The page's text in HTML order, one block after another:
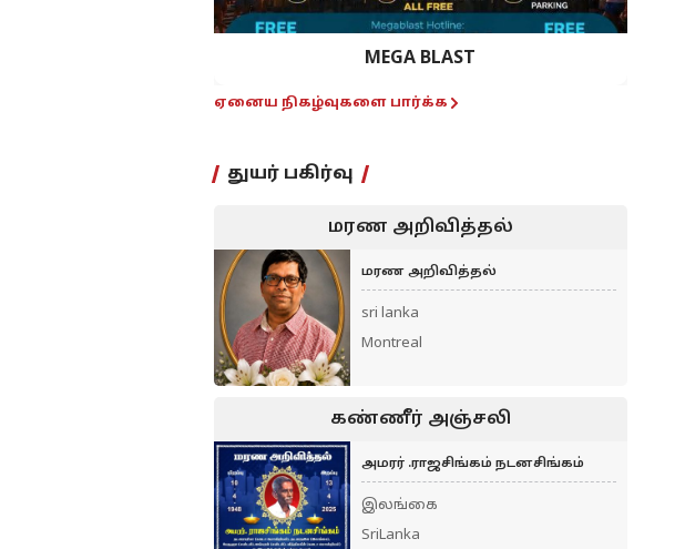
MEGA BLAST
ஏனைய நிகழ்வுகளை பார்க்க
துயர் பகிர்வு
மரண அறிவித்தல்
மரண அறிவித்தல்
sri lanka
Montreal
கண்ணீர் அஞ்சலி
அமரர் .ராஜசிங்கம் நடனசிங்கம்
இலங்கை
SriLanka